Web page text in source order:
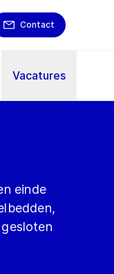
Contact
Vacatures
einde